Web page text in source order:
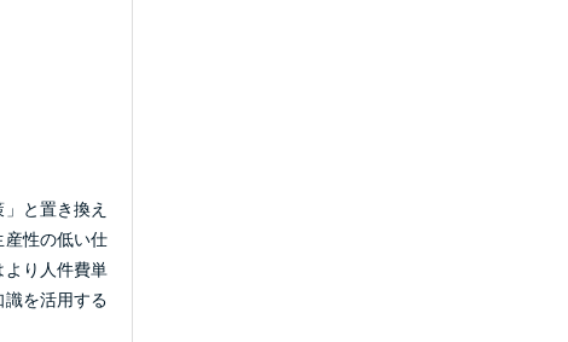
と置き換え
性の低い仕
り人件費単
を活用する